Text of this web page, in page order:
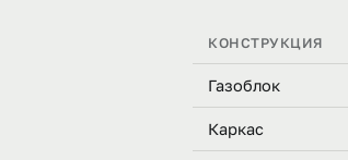
КОНСТРУКЦИЯ
Газоблок
Каркас